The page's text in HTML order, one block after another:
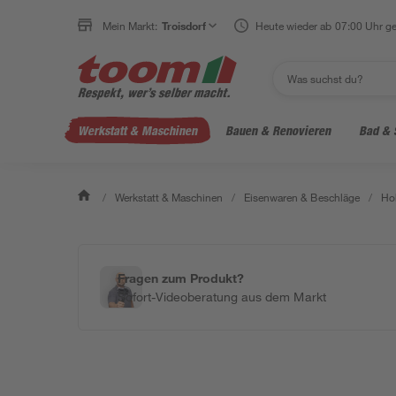
Mein Markt: Troisdorf Heute wieder ab 07:00 Uhr
Werkstatt & Maschinen Bauen & Renovieren Bad &
/ Werkstatt & Maschinen / Eisenwaren & Beschläge /
Fragen zum Produkt?
Sofort-Videoberatung aus dem Markt